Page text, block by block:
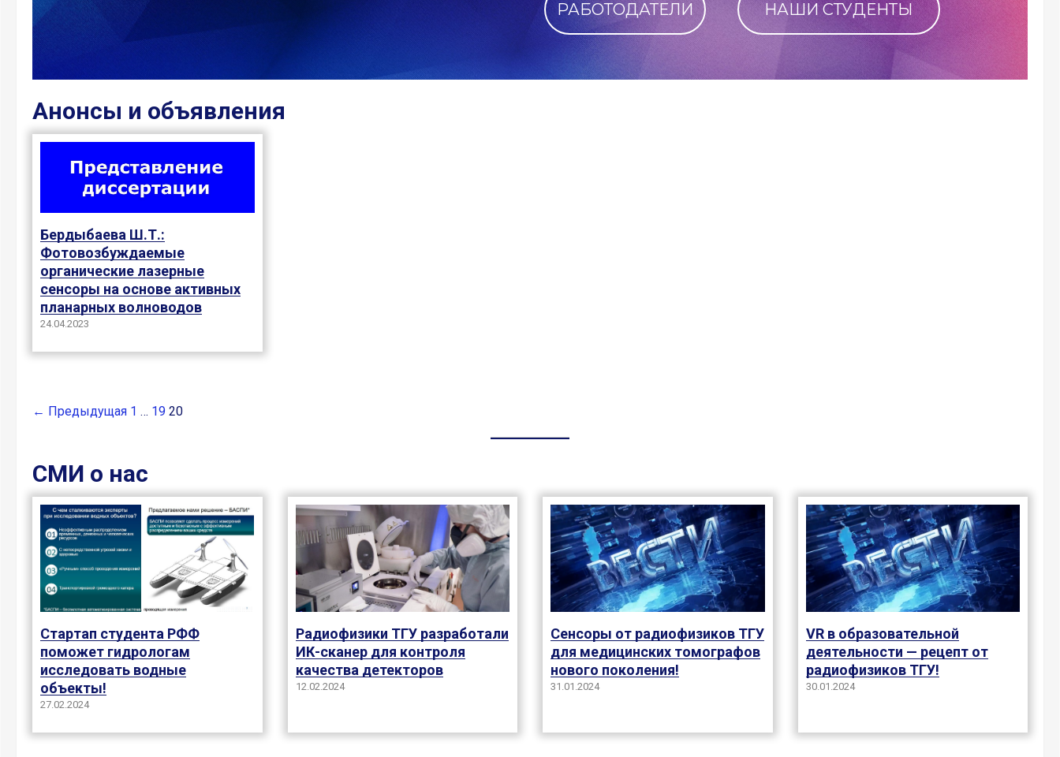
ПОБЛАГОДАРИТЬ ФАКУЛЬТЕТ
Анонсы и объявления
Бердыбаева Ш.Т.:
Фотовозбуждаемые
органические лазерные
сенсоры на основе активных
планарных волноводов
24.04.2023
← Предыдущая 1 … 19 20
СМИ о нас
Стартап студента РФФ
поможет гидрологам
исследовать водные
объекты!
27.02.2024
Радиофизики ТГУ разработали
ИК-сканер для контроля
качества детекторов
12.02.2024
Сенсоры от радиофизиков ТГУ
для медицинских томографов
нового поколения!
31.01.2024
VR в образовательной
деятельности — рецепт от
радиофизиков ТГУ!
30.01.2024